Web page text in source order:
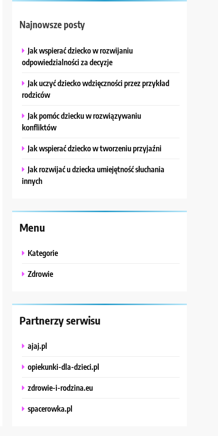
Najnowsze posty
Jak wspierać dziecko w rozwijaniu
odpowiedzialności za decyzje
Jak uczyć dziecko wdzięczności przez przykład
rodziców
Jak pomóc dziecku w rozwiązywaniu
konfliktów
Jak wspierać dziecko w tworzeniu przyjaźni
Jak rozwijać u dziecka umiejętność słuchania
innych
Menu
Kategorie
Zdrowie
Partnerzy serwisu
ajaj.pl
opiekunki-dla-dzieci.pl
zdrowie-i-rodzina.eu
spacerowka.pl